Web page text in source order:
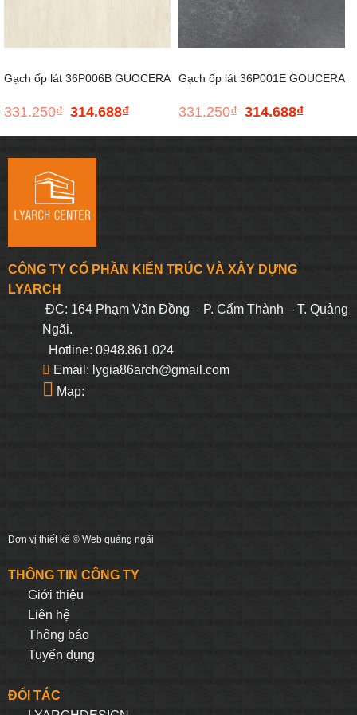
Gạch ốp lát 36P006B GUOCERA
331.250₫ Giá
331.250₫.
314.688₫Giá
Gạch ốp lát 36P001E GOUCERA
331.250₫ Giá
314.688₫Giá
CÔNG TY CỔ PHẦN KIẾN TRÚC VÀ XÂY DỰNG
LYARCH
ĐC: 164 Phạm Văn Đồng – P. Cẩm Thành – T. Quảng
Ngãi.
Hotline: 0948.861.024
Email: lygia86arch@gmail.com
Map:
Đơn vị thiết kế © Web quảng ngãi
THÔNG TIN CÔNG TY
Giới thiệu
Liên hệ
Thông báo
Tuyển dụng
ĐỐI TÁC